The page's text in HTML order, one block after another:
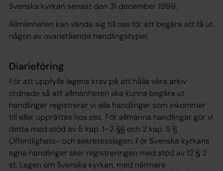
Svenska kyrkan senast den 31 december 1999.
Allmänheten kan vända sig till oss för att begära att få ut
någon av ovanstående handlingstyper.
Diarieföring
För att uppfylla lagens krav på att hålla våra arkiv
ordnade så att allmänheten ska kunna begära ut
handlingar registrerar vi alla handlingar som inkommer
till eller upprättas hos oss. För allmänna handlingar gör vi
detta med stöd av 5 kap. 1–2 §§ och 2 kap. 5 §
Offentlighets- och sekretesslagen. För Svenska kyrkans
egna handlingar sker registreringen med stöd av 12 § 2
st. Lagen om Svenska kyrkan, med närmare